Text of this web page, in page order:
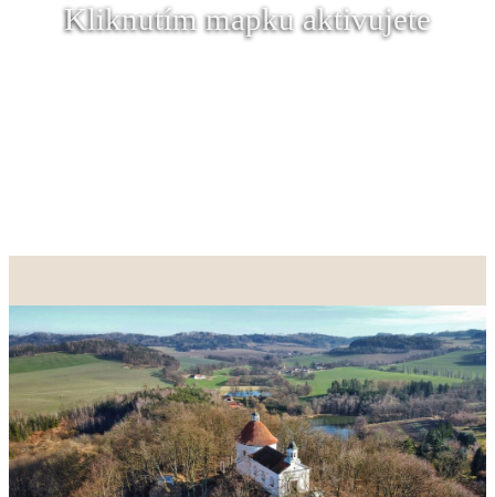
Kliknutím mapku aktivujete